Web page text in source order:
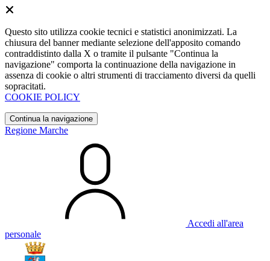
Questo sito utilizza cookie tecnici e statistici anonimizzati. La
chiusura del banner mediante selezione dell'apposito comando
contraddistinto dalla X o tramite il pulsante "Continua la
navigazione" comporta la continuazione della navigazione in
assenza di cookie o altri strumenti di tracciamento diversi da quelli
sopracitati.
COOKIE POLICY
Continua la navigazione
Regione Marche
Accedi all'area
personale